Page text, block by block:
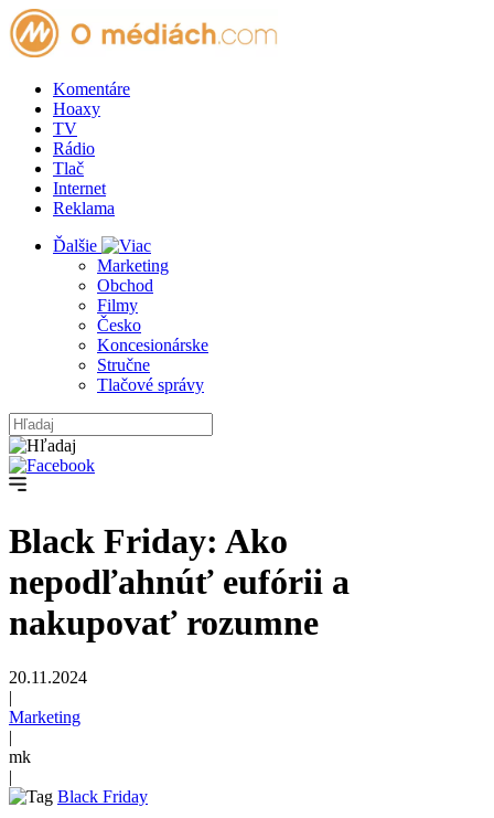
Komentáre
Hoaxy
TV
Rádio
Tlač
Internet
Reklama
Ďalšie
Marketing
Obchod
Filmy
Česko
Koncesionárske
Stručne
Tlačové správy
Black Friday: Ako
nepodľahnúť eufórii a
nakupovať rozumne
20.11.2024
|
Marketing
|
mk
|
Black Friday